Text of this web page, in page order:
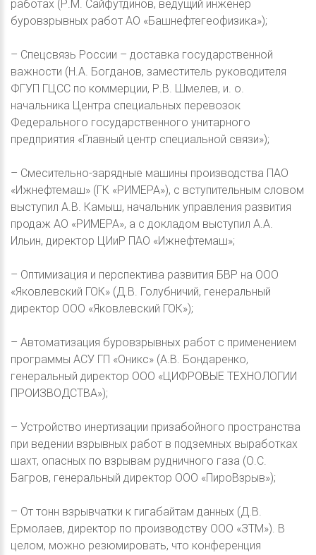
работах (Р.М. Сайфутдинов, ведущий инженер
буровзрывных работ АО «Башнефтегеофизика»);
– Спецсвязь России – доставка государственной
важности (Н.А. Богданов, заместитель руководителя
ФГУП ГЦСС по коммерции, Р.В. Шмелев, и. о.
начальника Центра специальных перевозок
Федерального государственного унитарного
предприятия «Главный центр специальной связи»);
– Смесительно-зарядные машины производства ПАО
«Ижнефтемаш» (ГК «РИМЕРА»), с вступительным словом
выступил А.В. Камыш, начальник управления развития
продаж АО «РИМЕРА», а с докладом выступил А.А.
Ильин, директор ЦИиР ПАО «Ижнефтемаш»;
– Оптимизация и перспектива развития БВР на ООО
«Яковлевский ГОК» (Д.В. Голубничий, генеральный
директор ООО «Яковлевский ГОК»);
– Автоматизация буровзрывных работ с применением
программы АСУ ГП «Оникс» (А.В. Бондаренко,
генеральный директор ООО «ЦИФРОВЫЕ ТЕХНОЛОГИИ
ПРОИЗВОДСТВА»);
– Устройство инертизации призабойного пространства
при ведении взрывных работ в подземных выработках
шахт, опасных по взрывам рудничного газа (О.С.
Багров, генеральный директор ООО «ПироВзрыв»);
– От тонн взрывчатки к гигабайтам данных (Д.В.
Ермолаев, директор по производству ООО «ЗТМ»). В
целом, можно резюмировать, что конференция